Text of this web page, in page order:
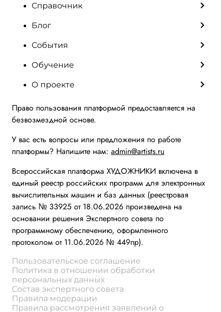
Справочник
Блог
События
Обучение
О проекте
Право пользования платформой предоставляется на
безвозмездной основе.
У вас есть вопросы или предложения по работе
платформы? Напишите нам: admin@artists.ru
Всероссийская платформа ХУДОЖНИКИ включена в
единый реестр российских программ для электронных
вычислительных машин и баз данных (реестровая
запись № 33925 от 18.06.2026 произведена на
основании решения Экспертного совета по
программному обеспечению, оформленного
протоколом от 11.06.2026 № 449пр).
Пользовательское соглашение
Политика в отношении обработки
персональных данных
Состав экспертного совета
Правила модерации
Правила рассмотрения заявлений о